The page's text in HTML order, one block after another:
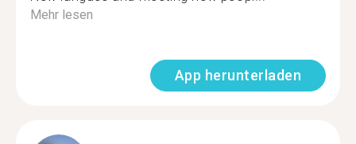
Mehr lesen
App herunterladen